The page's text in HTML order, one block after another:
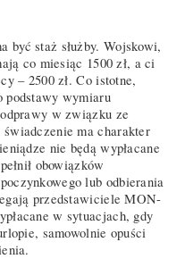
być staż służby. Wojskowi,
co miesiąc 1500 zł, a ci
– 2500 zł. Co istotne,
podstawy wymiaru
w związku ze
ma charakter
nie będą wypłacane
obowiązków
lub odbierania
przedstawiciele MON-
w sytuacjach, gdy
samowolnie opuści